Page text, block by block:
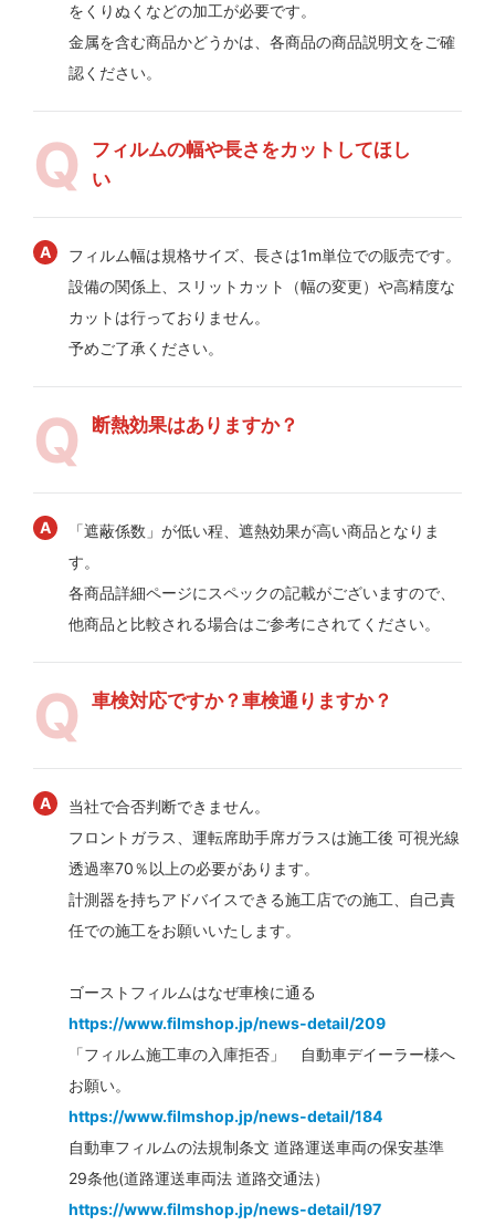
をくりぬくなどの加工が必要です。
金属を含む商品かどうかは、各商品の商品説明文をご確
認ください。
フィルムの幅や長さをカットしてほし
い
フィルム幅は規格サイズ、長さは1m単位での販売です。
設備の関係上、スリットカット（幅の変更）や高精度な
カットは行っておりません。
予めご了承ください。
断熱効果はありますか？
「遮蔽係数」が低い程、遮熱効果が高い商品となりま
す。
各商品詳細ページにスペックの記載がございますので、
他商品と比較される場合はご参考にされてください。
車検対応ですか？車検通りますか？
当社で合否判断できません。
フロントガラス、運転席助手席ガラスは施工後 可視光線
透過率70％以上の必要があります。
計測器を持ちアドバイスできる施工店での施工、自己責
任での施工をお願いいたします。
ゴーストフィルムはなぜ車検に通る
https://www.filmshop.jp/news-detail/209
「フィルム施工車の入庫拒否」 自動車デイーラー様へ
お願い。
https://www.filmshop.jp/news-detail/184
自動車フィルムの法規制条文 道路運送車両の保安基準
29条他(道路運送車両法 道路交通法）
https://www.filmshop.jp/news-detail/197